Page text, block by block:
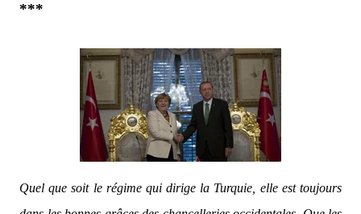
***
Quel que soit le régime qui dirige la Turquie, elle est toujours